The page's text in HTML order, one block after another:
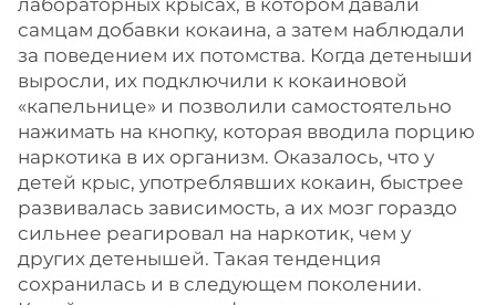
лабораторных крысах, в котором давали
самцам добавки кокаина, а затем наблюдали
за поведением их потомства. Когда детеныши
выросли, их подключили к кокаиновой
«капельнице» и позволили самостоятельно
нажимать на кнопку, которая вводила порцию
наркотика в их организм. Оказалось, что у
детей крыс, употреблявших кокаин, быстрее
развивалась зависимость, а их мозг гораздо
сильнее реагировал на наркотик, чем у
других детенышей. Такая тенденция
сохранилась и в следующем поколении.